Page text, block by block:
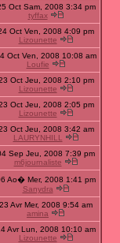
Oct Sam, 2008 3:34 pm
tyffax
Oct Ven, 2008 4:09 pm
Lizounette
Oct Ven, 2008 10:08 am
Loufie
Oct Jeu, 2008 2:10 pm
Lizounette
Oct Jeu, 2008 2:05 pm
Lizounette
Oct Jeu, 2008 3:42 am
LAURYNHILL
Sep Jeu, 2008 7:39 pm
m6journaliste
Ao� Mer, 2008 1:41 pm
Sanydra
23 Avr Mer, 2008 9:54 am
amina
Avr Lun, 2008 10:10 am
Lizounette